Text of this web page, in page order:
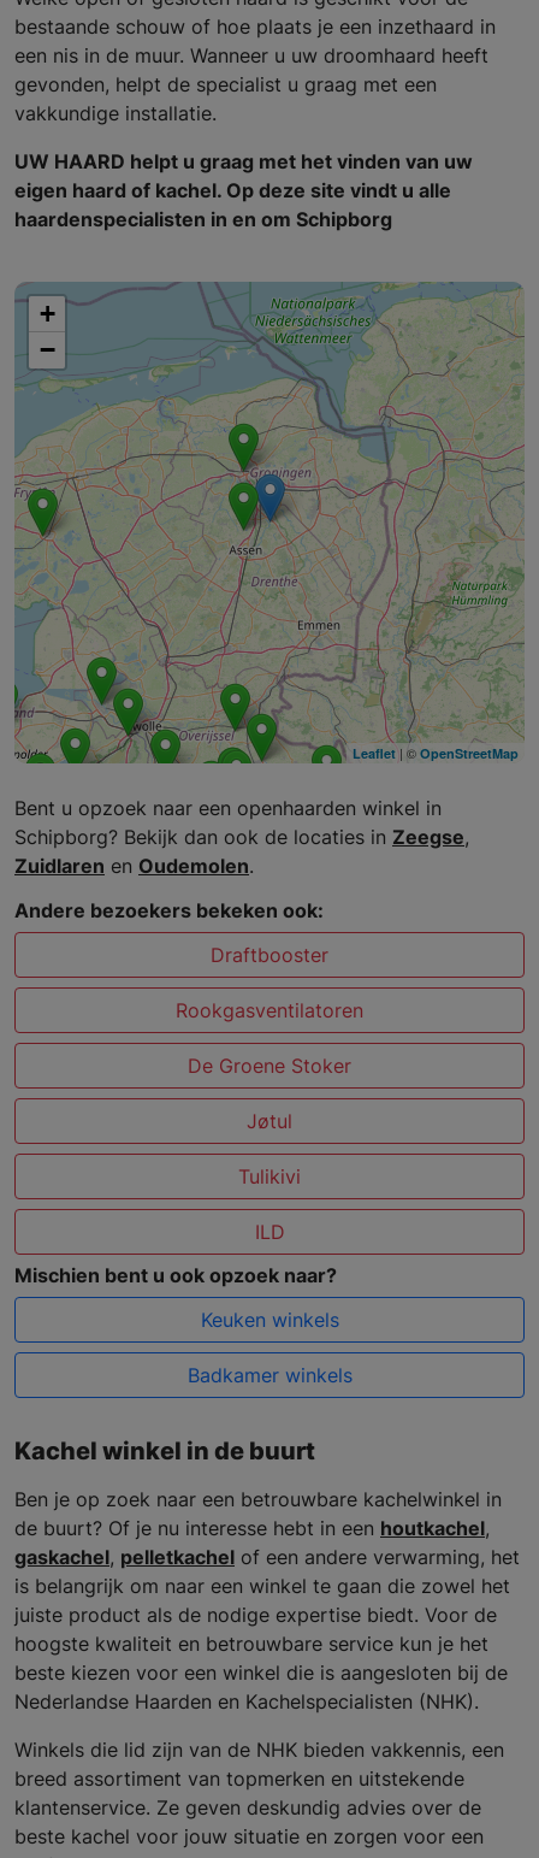
bestaande schouw of hoe plaats je een inzethaard in
een nis in de muur. Wanneer u uw droomhaard heeft
gevonden, helpt de specialist u graag met een
vakkundige installatie.
UW HAARD helpt u graag met het vinden van uw
eigen haard of kachel. Op deze site vindt u alle
haardenspecialisten in en om Schipborg
+
−
Leaflet | © OpenStreetMap
Bent u opzoek naar een openhaarden winkel in
Schipborg? Bekijk dan ook de locaties in Zeegse,
Zuidlaren en Oudemolen.
Andere bezoekers bekeken ook:
Draftbooster
Rookgasventilatoren
De Groene Stoker
Jøtul
Tulikivi
ILD
Mischien bent u ook opzoek naar?
Keuken winkels
Badkamer winkels
Kachel winkel in de buurt
Ben je op zoek naar een betrouwbare kachelwinkel in
de buurt? Of je nu interesse hebt in een houtkachel,
gaskachel, pelletkachel of een andere verwarming, het
is belangrijk om naar een winkel te gaan die zowel het
juiste product als de nodige expertise biedt. Voor de
hoogste kwaliteit en betrouwbare service kun je het
beste kiezen voor een winkel die is aangesloten bij de
Nederlandse Haarden en Kachelspecialisten (NHK).
Winkels die lid zijn van de NHK bieden vakkennis, een
breed assortiment van topmerken en uitstekende
klantenservice. Ze geven deskundig advies over de
beste kachel voor jouw situatie en zorgen voor een